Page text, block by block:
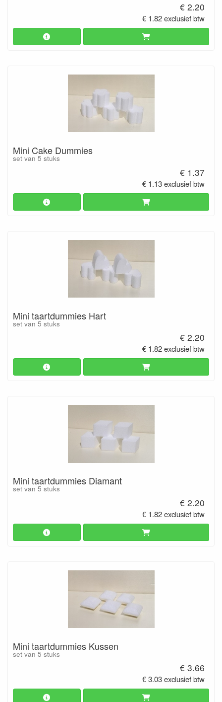
€ 2.20
€ 1.82 exclusief btw
Mini Cake Dummies
set van 5 stuks
€ 1.37
€ 1.13 exclusief btw
Mini taartdummies Hart
set van 5 stuks
€ 2.20
€ 1.82 exclusief btw
Mini taartdummies Diamant
set van 5 stuks
€ 2.20
€ 1.82 exclusief btw
Mini taartdummies Kussen
set van 5 stuks
€ 3.66
€ 3.03 exclusief btw